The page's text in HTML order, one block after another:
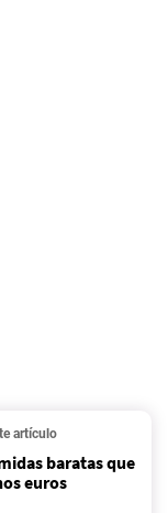
artículo
baratas que
euros